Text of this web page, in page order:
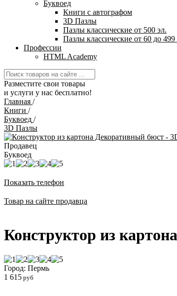
Буквоед
Книги с автографом
3D Пазлы
Пазлы классические от 500 эл.
Пазлы классические от 60 до 499
Профессии
HTML Academy
Разместите свои товары
и услуги у нас бесплатно!
Главная /
Книги /
Буквоед /
3D Пазлы
Продавец
Буквоед
Показать телефон
Товар на сайте продавца
Конструктор из
Город: Пермь
1 615 руб